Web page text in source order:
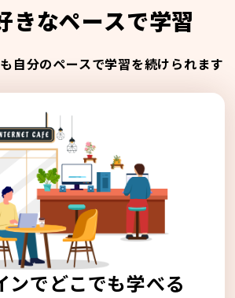
きなペースで学習
自分のペースで学習を続けられます
ンでどこでも学べる